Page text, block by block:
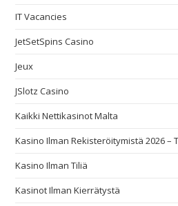
IT Vacancies
JetSetSpins Casino
Jeux
JSlotz Casino
Kaikki Nettikasinot Malta
Kasino Ilman Rekisteröitymistä 2026 –
Kasino Ilman Tiliä
Kasinot Ilman Kierrätystä